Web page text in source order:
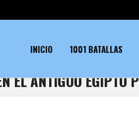
INICIO 1001 BATALLAS
EL ANTIGUO EGIPTO